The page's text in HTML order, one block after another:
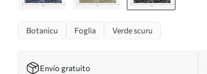
Botanicu Foglia Verde scuru
Envío gratuito